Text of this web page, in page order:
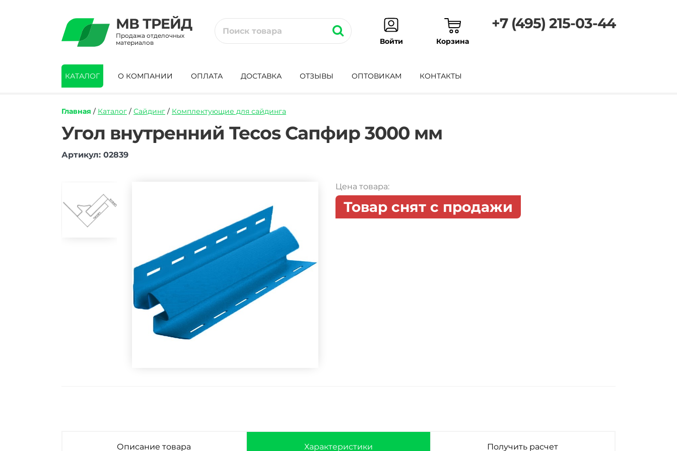
МВ ТРЕЙД
Продажа отделочных
материалов
Войти Корзина
+7 (495) 215-03-44
КАТАЛОГ О КОМПАНИИ ОПЛАТА ДОСТАВКА ОТЗЫВЫ ОПТОВИКАМ КОНТАКТЫ
Главная / Каталог / Сайдинг / Комплектующие для сайдинга
https://mvtrade.ru/images/id/normal/ugol-
vnutrennij-
sapfir-
Угол внутренний Tecos Сапфир 3000 мм
Артикул: 02839
Цена товара:
Товар снят с продажи
Описание товара Характеристики Получить расчет